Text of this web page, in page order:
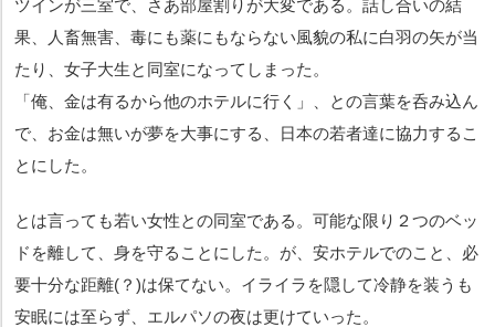
ツインが三室で、さあ部屋割りが大変である。話し合いの結
果、人畜無害、毒にも薬にもならない風貌の私に白羽の矢が当
たり、女子大生と同室になってしまった。
「俺、金は有るから他のホテルに行く」、との言葉を呑み込ん
で、お金は無いが夢を大事にする、日本の若者達に協力するこ
とにした。
とは言っても若い女性との同室である。可能な限り２つのベッ
ドを離して、身を守ることにした。が、安ホテルでのこと、必
要十分な距離(？)は保てない。イライラを隠して冷静を装うも
安眠には至らず、エルパソの夜は更けていった。